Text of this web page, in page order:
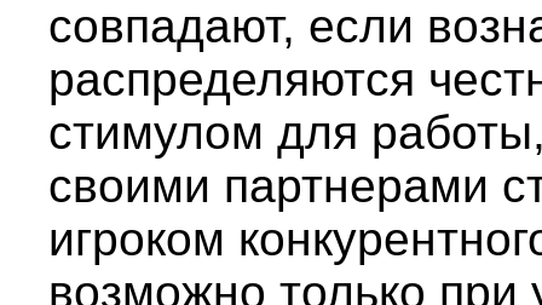
совпадают, если
распределяются
стимулом для
своими партнерами
игроком
возможно только при